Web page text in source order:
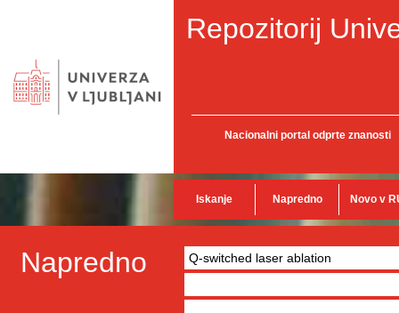
Repozitorij
Nacionalni portal odprte znanosti
Iskanje Napredno Novo v
Napredno